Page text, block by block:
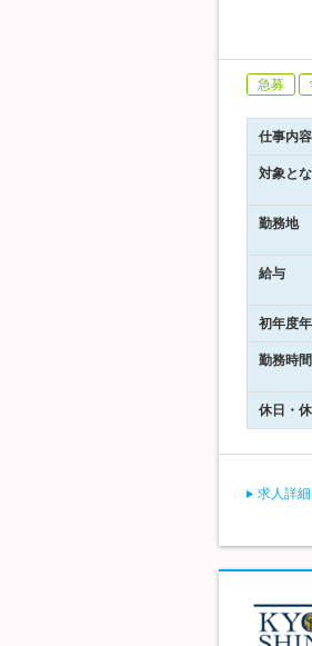
急募
仕事内容
対象と
勤務地
給与
初年度
勤務時間
休日・
求人詳